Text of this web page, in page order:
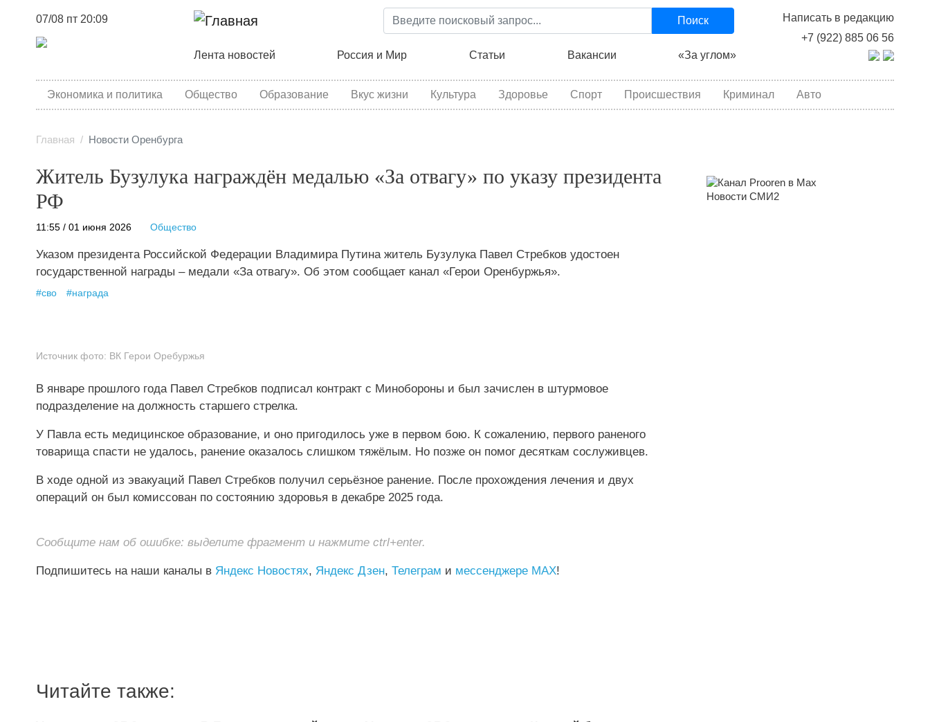
Перейти
к
содержанию
07/08 пт 20:09
Написать в редакцию
+7 (922) 885 06 56
Поиск
Основная навигация
Лента новостей Россия и Мир Статьи Вакансии «За углом»
category menu
Экономика и политика Общество Образование Вкус жизни Культура Здоровье Спорт Происшествия Криминал Авто
Главная Новости Оренбурга
Житель Бузулука награждён медалью «За отвагу» по указу президента
РФ
11:55 / 01 июня 2026 Общество
Указом президента Российской Федерации Владимира Путина житель Бузулука Павел Стребков удостоен
государственной награды – медали «За отвагу». Об этом сообщает канал «Герои Оренбуржья».
#сво #награда
Источник фото: ВК Герои Оребуржья
В январе прошлого года Павел Стребков подписал контракт с Минобороны и был зачислен в штурмовое
подразделение на должность старшего стрелка.
У Павла есть медицинское образование, и оно пригодилось уже в первом бою. К сожалению, первого раненого
товарища спасти не удалось, ранение оказалось слишком тяжёлым. Но позже он помог десяткам сослуживцев.
В ходе одной из эвакуаций Павел Стребков получил серьёзное ранение. После прохождения лечения и двух
операций он был комиссован по состоянию здоровья в декабре 2025 года.
Сообщите нам об ошибке: выделите фрагмент и нажмите ctrl+enter.
Подпишитесь на наши каналы в Яндекс Новостях, Яндекс Дзен, Телеграм и мессенджере MAX!
Читайте также:
Новости СМИ2